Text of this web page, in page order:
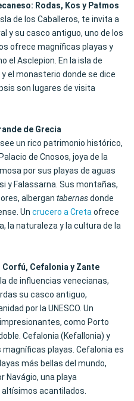
Rodas, Kos y Patmos
de los Caballeros, te invita a
y su casco antiguo, uno de los
ofrece magníficas playas y
el Asclepion. En la isla de
el monasterio donde se dice
son lugares de visita
de Grecia
un rico patrimonio histórico,
de Cnosos, joya de la
por sus playas de aguas
y Falassarna. Sus montañas,
albergan tabernasdonde
Un crucero a Cretaofrece
la naturaleza y la cultura de la
Cefalonia y Zante
de influencias venecianas,
su casco antiguo,
por la UNESCO. Un
como Porto
Cefalonia (Kefallonia) y
playas. Cefalonia es
más bellas del mundo,
Navágio, una playa
acantilados.